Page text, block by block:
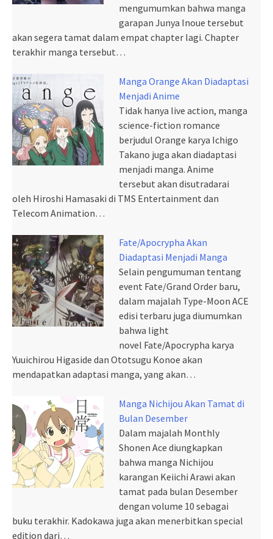
mengumumkan bahwa manga
garapan Junya Inoue tersebut
akan segera tamat dalam empat chapter lagi. Chapter
terakhir manga tersebut…
Manga Orange Akan Diadaptasi
Menjadi Anime
Tidak hanya live action, manga
science-fiction romance
berjudul Orange karya Ichigo
Takano juga akan diadaptasi
menjadi manga. Anime
tersebut akan disutradarai
oleh Hiroshi Hamasaki di TMS Entertainment dan
Telecom Animation…
Fate/Apocrypha Akan
Diadaptasi Menjadi Manga
Selain pengumuman tentang
event Fate/Grand Order baru,
dalam majalah Type-Moon ACE
edisi terbaru juga diumumkan
bahwa light
novel Fate/Apocrypha karya
Yuuichirou Higaside dan Ototsugu Konoe akan
mendapatkan adaptasi manga, yang akan…
Manga Nichijou Akan Tamat di
Bulan Desember
Dalam majalah Monthly
Shonen Ace diungkapkan
bahwa manga Nichijou
karangan Keiichi Arawi akan
tamat pada bulan Desember
dengan volume 10 sebagai
buku terakhir. Kadokawa juga akan menerbitkan special
edition dari…